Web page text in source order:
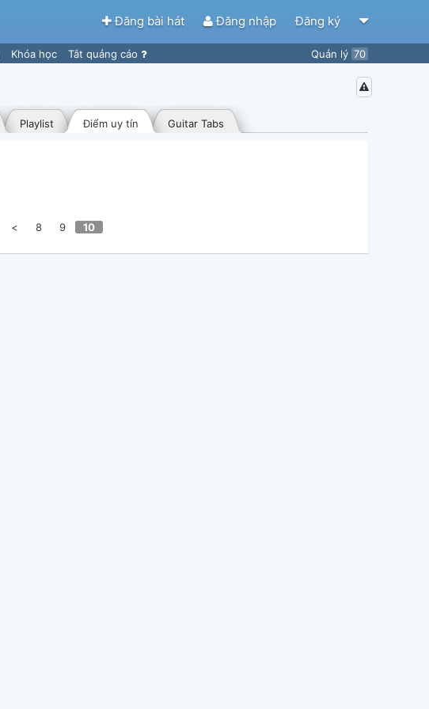
Đăng bài hát Đăng nhập Đăng ký
Khóa học Tắt quảng cáo Quản lý 70
Guitar Tabs
Điểm uy tín
Playlist
< 8 9 10